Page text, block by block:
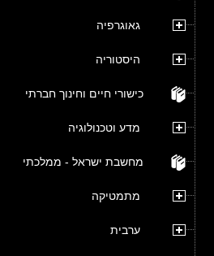
גאוגרפיה
היסטוריה
כישורי חיים וחינוך חברתי
מדע וטכנולוגיה
מחשבת ישראל - ממלכתי
מתמטיקה
ערבית